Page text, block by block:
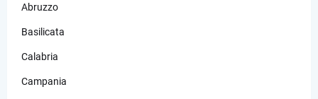
Abruzzo
Basilicata
Calabria
Campania